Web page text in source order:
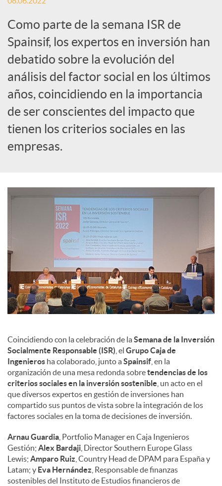
i
a
l
e
s
Como parte de la semana ISR de
Spainsif, los expertos en inversión han
debatido sobre la evolución del
análisis del factor social en los últimos
años, coincidiendo en la importancia
de ser conscientes del impacto que
tienen los criterios sociales en las
empresas.
Coincidiendo con la celebración de laSemana de la Inversión
Socialmente Responsable (ISR) , el Grupo Caja de
Ingenieros ha colaborado, junto aSpainsif , en la
organización de una mesa redonda sobretendencias de los
criterios sociales en la inversión sostenible , un acto en el
que diversos expertos en gestión de inversiones han
compartido sus puntos de vista sobre la integración de los
factores sociales en la toma de decisiones de inversión.
Arnau Guardia , Portfolio Manager en Caja Ingenieros
Gestión; Alex Bardaji , Director Southern Europe Glass
Lewis; Amparo Ruiz , Country Head de DPAM para España y
Latam; y Eva Hernández , Responsable de finanzas
sostenibles del Instituto de Estudios financieros de